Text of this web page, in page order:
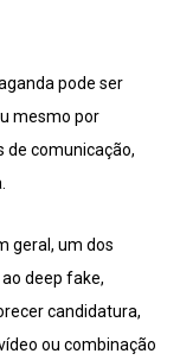
pode ser
mesmo por
de comunicação,
geral, um dos
deep fake,
candidatura,
ou combinação